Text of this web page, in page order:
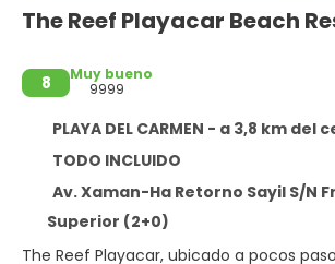
The Reef Playacar Beach
8
Muy bueno
9999
PLAYA DEL CARMEN - a 3,8 km del
TODO INCLUIDO
Av. Xaman-Ha Retorno Sayil S/N Fracc, PLAYA
Superior (2+0)
The Reef Playacar, ubicado a pocos